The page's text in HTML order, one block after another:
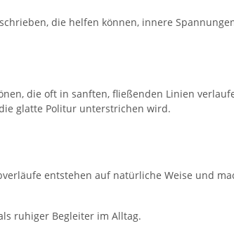
die helfen können, innere
die oft in sanften, fließenden Linien
glatte Politur unterstrichen wird.
entstehen auf natürliche Weise und
ruhiger Begleiter im Alltag.